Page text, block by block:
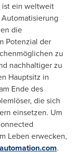
ist ein weltweit
die
Potenzial der
zu
nachhaltiger zu
Hauptsitz in
Ende des
die sich
einsetzen. Um
Leben erwecken,
.